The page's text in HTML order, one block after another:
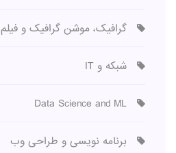
گرافیک، موشن گرافیک و فیلم
شبکه و IT
برنامه نویسی و طراحی وب